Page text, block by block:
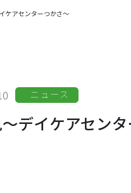
ケアセンターつかさ～
ニュース
デイケアセン